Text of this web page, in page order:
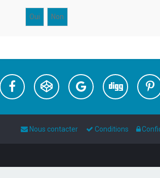
Conditions
Nous contacter